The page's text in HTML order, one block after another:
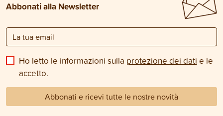
Abbonati alla Newsletter
Ho letto le informazioni sulla protezione dei dati e le
accetto.
Abbonati e ricevi tutte le nostre novità